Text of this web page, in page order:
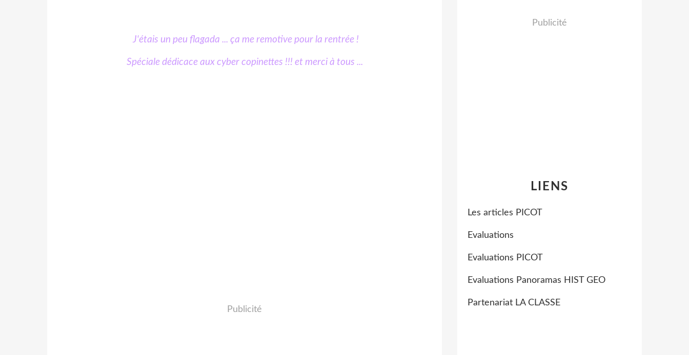
J'étais un peu flagada ... ça me remotive pour la rentrée !
Spéciale dédicace aux cyber copinettes !!! et merci à tous ...
Publicité
Publicité
LIENS
Les articles PICOT
Evaluations
Evaluations PICOT
Evaluations Panoramas HIST GEO
Partenariat LA CLASSE